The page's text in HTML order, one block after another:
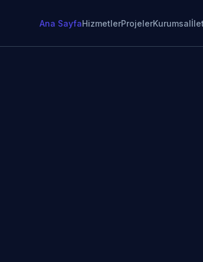
Ana SayfaHizmetlerProjelerKurumsal